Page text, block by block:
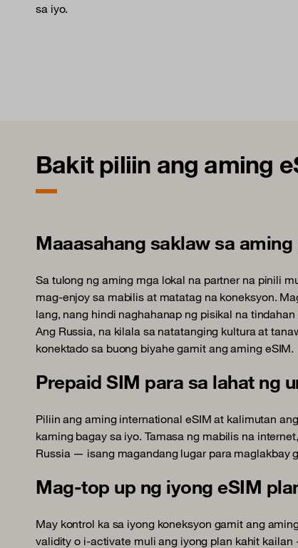
sa iyo.
Bakit piliin ang aming
Maaasahang saklaw sa
Sa tulong ng aming mga lokal na partner na pinili
mag-enjoy sa mabilis at matatag na koneksyon.
lang, nang hindi naghahanap ng pisikal na
Ang Russia, na kilala sa natatanging kultura at
konektado sa buong biyahe gamit ang aming eSIM.
Prepaid SIM para sa lahat ng
Piliin ang aming international eSIM at kalimutan
kaming bagay sa iyo. Tamasa ng mabilis na
Russia — isang magandang lugar para maglakbay
Mag-top up ng iyong eSIM
May kontrol ka sa iyong koneksyon gamit ang
validity o i-activate muli ang iyong plan kahit